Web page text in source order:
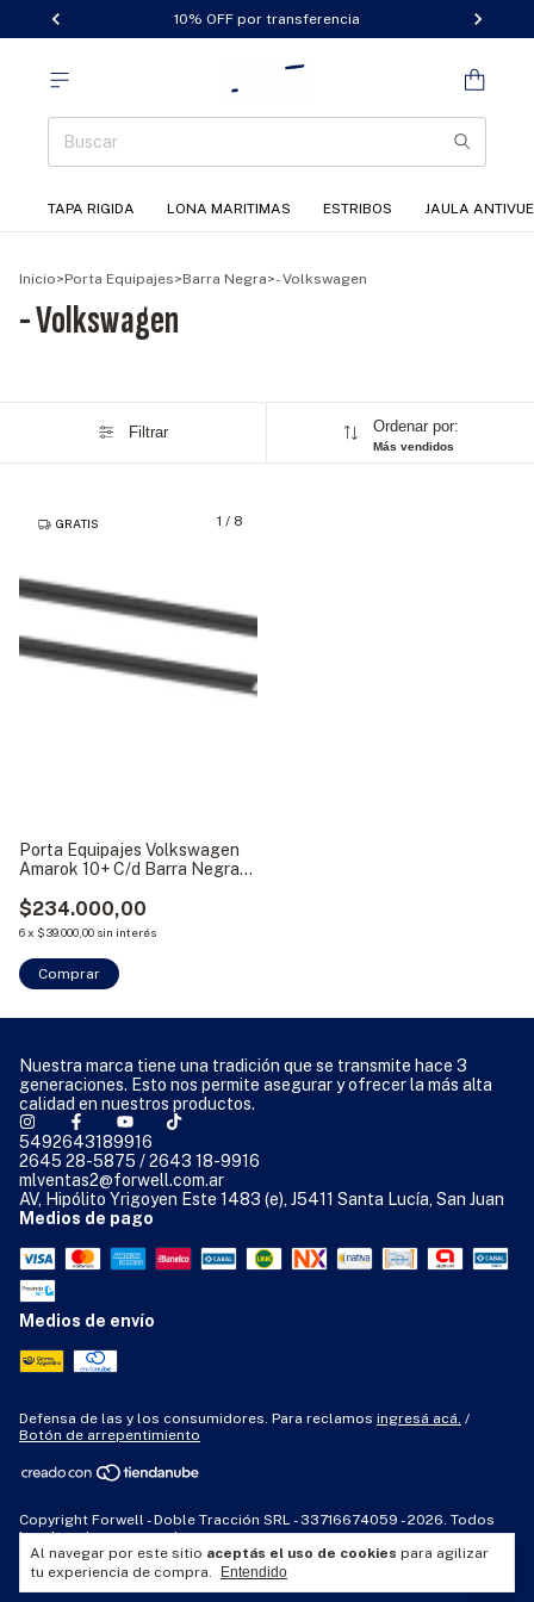
10% OFF por transferencia
TAPA RIGIDA LONA MARITIMAS ESTRIBOS JAULA
Al navegar por este sitio aceptás el uso de cookies para agilizar
tu experiencia de compra.
Entendido
Inicio>Porta Equipajes>Barra Negra>- Volkswagen
- Volkswagen
Filtrar Ordenar por:
Más vendidos
1 / 8
GRATIS
Porta Equipajes Volkswagen
Amarok 10+ C/d Barra Negra
$234.000,00
6x $39.000,00 sin interés
Nuestra marca tiene una tradición que se transmite hace 3
generaciones. Esto nos permite asegurar y ofrecer la más alta
calidad en nuestros productos.
5492643189916
2645 28-5875 / 2643 18-9916
mlventas2@forwell.com.ar
AV, Hipólito Yrigoyen Este 1483 (e), J5411 Santa Lucía, San Juan
Medios de pago
Medios de envío
Defensa de las y los consumidores. Para reclamos ingresá acá. /
Botón de arrepentimiento
Copyright Forwell - Doble Tracción SRL - 33716674059 - 2026. Todos
los derechos reservados.